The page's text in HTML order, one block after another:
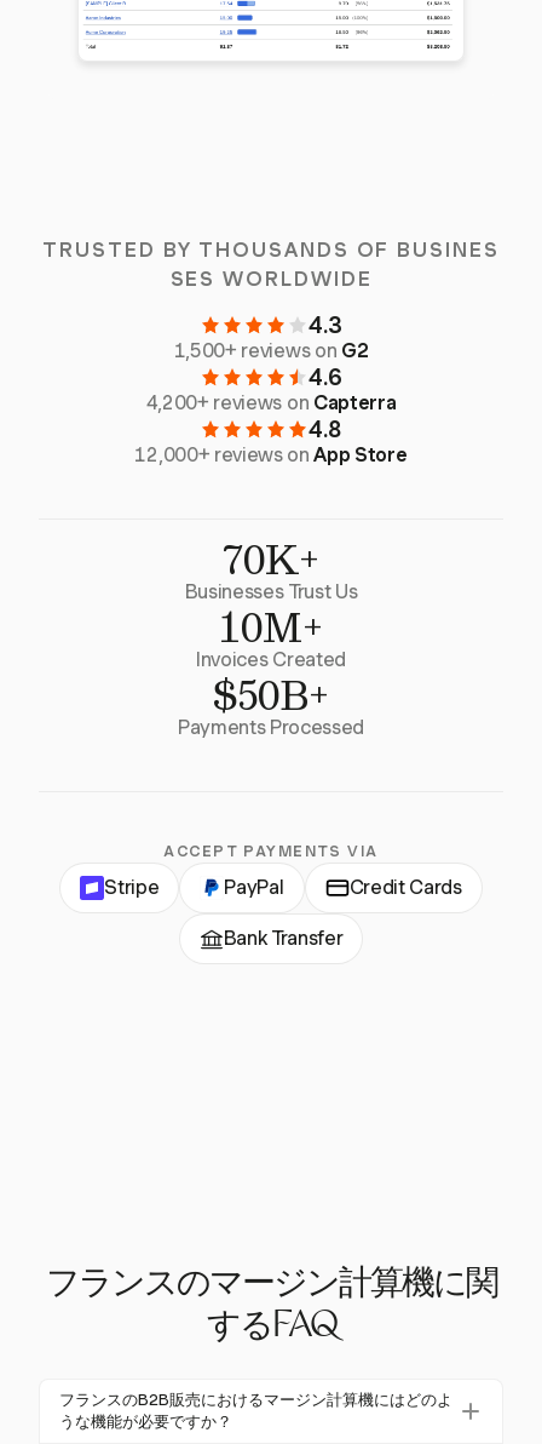
TRUSTED BY THOUSANDS OF BUSINES
SES WORLDWIDE
4.3
1,500+ reviews on G2
4.6
4,200+ reviews on Capterra
4.8
12,000+ reviews onApp Store
70K+
Businesses Trust Us
10M+
Invoices Created
$50B+
Payments Processed
ACCEPT PAYMENTS VIA
Stripe PayPal Credit Cards
Bank Transfer
フランスのマージン計算機に関
するFAQ
フランスのB2B販売におけるマージン計算機にはどのよ
うな機能が必要ですか？